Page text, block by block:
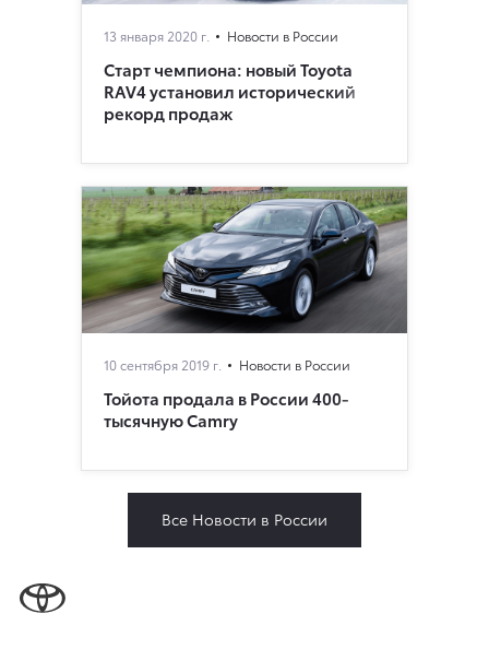
13 января 2020 г. Новости в России
Старт чемпиона: новый Toyota
RAV4 установил исторический
рекорд продаж
10 сентября 2019 г. Новости в России
Тойота продала в России 400-
тысячную Camry
Все Новости в России